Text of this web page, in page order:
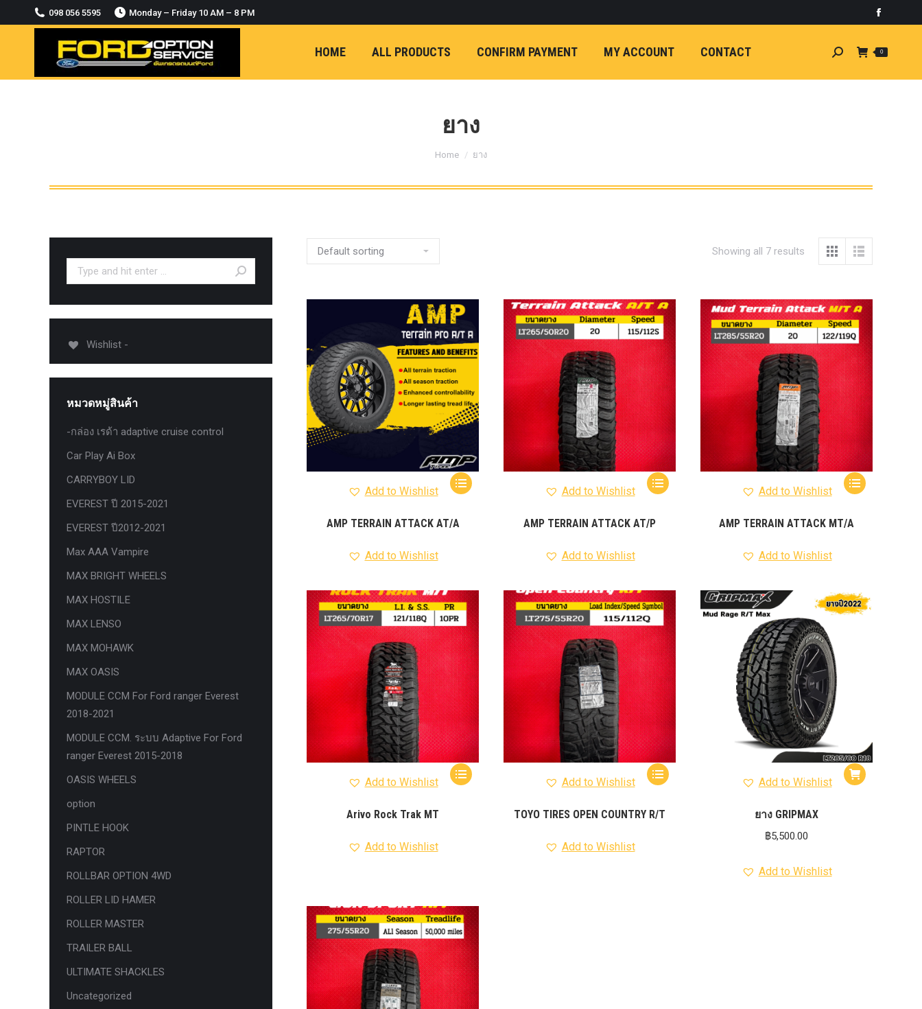
098 056 5595 Monday – Friday 10 AM – 8 PM
HOME ALL PRODUCTS CONFIRM PAYMENT MY ACCOUNT CONTACT Search: 0
ยาง
You are here:
Home ยาง
Showing all 7 results
Add to Wishlist
AMP TERRAIN ATTACK AT/A
Add to Wishlist
Add to Wishlist
AMP TERRAIN ATTACK AT/P
Add to Wishlist
Add to Wishlist
AMP TERRAIN ATTACK MT/A
Add to Wishlist
Add to Wishlist
Arivo Rock Trak MT
Add to Wishlist
Add to Wishlist
TOYO TIRES OPEN COUNTRY R/T
Add to Wishlist
Add to Wishlist
ยาง GRIPMAX
฿5,500.00
Add to Wishlist
Search:
Wishlist -
หมวดหมู่สินค้า
-กล่อง เรด้า adaptive cruise control
Car Play Ai Box
CARRYBOY LID
EVEREST ปี 2015-2021
EVEREST ปี2012-2021
Max AAA Vampire
MAX BRIGHT WHEELS
MAX HOSTILE
MAX LENSO
MAX MOHAWK
MAX OASIS
MODULE CCM For Ford ranger Everest
2018-2021
MODULE CCM. ระบบ Adaptive For Ford
ranger Everest 2015-2018
OASIS WHEELS
option
PINTLE HOOK
RAPTOR
ROLLBAR OPTION 4WD
ROLLER LID HAMER
ROLLER MASTER
TRAILER BALL
ULTIMATE SHACKLES
Uncategorized
MODULE CCM. ระบบ Adaptive For Ford
ranger Everest 2015-2018
OASIS WHEELS
ROLLER LID HAMER
TRAILER BALL
ULTIMATE SHACKLES
Uncategorized
USB TypeA และ TypeC แท้ตรงรุ่น
VCM 2 license แท้ 1 ปี •• FOR FORD
MAZDA •• IDS.
Raptor 2011-2021
กระจกมองข้าง F-150 USA สำหรับ
Ranger Raptor Everest ปี2012+ 1 คู่
กระจังหน้า EVEREST
กระจังหน้า FORD
กระจังหน้า RAPTOR
กล่องควบคุมระบบเกียร์ TCM สำหรับรถ :
EVEREST RAPTOR 2015-2021
กล้องมองรอบคัน 360องศา
กล่องเครื่องแท้ Module PCM Ford (SID
control system ตรงรุ่น Ranger Everest
Raptor Mc 2015 -2021
กล่องเพิ่มรีโมทสตาร์ท ตรงรุ่น Ranger
Everest Raptor Mc 2015 -2021 (ปลั๊ก
ระบบ **
ก้อนรองหลัง option 4wd
ก้อนรองหลังปรับองศา OPTION 4WD
กันชนท้าย OPTION
กันชนท้าย Outlander
หน้า กล้องถอยหลัง การ์ดมอเตอร์พวงมาลัยไฟฟ้า
FORD RANGER NEXTGEN 2022 ก้อน
OPTION 4WD ขนาด
1 นิ้ว (25mm) สี
เหลือง
ปรับองศา OPTION
ตรงรุ่น -FORD RANGER T6ตรง
รุ่น -ISUZU V-CROSS (2012-
ตรงรุ่น -MAZDA BT50
PRO (2012-ON)ตรงรุ่น -
TOYOTA VIGO ปีกนกปรับองศา Option
4WD ขาวฝาแดง
ปีกนกปรับองศา Option
4WD ดำฝาแดง
ปีกนกปรับองศา Option 4WD
ปีกนกปรับองศา Option
4WD เหลืองฝาฟ้า ปีกนกปรับองศา
Option 4WD แดงฝาดำ ห่วงโอเมก้าอลูมิเนียม
OPTION 4WD (สีแดง)
อัพเกรด ไฟหน้า